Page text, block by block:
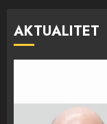
AKTUALITET